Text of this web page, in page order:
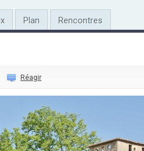
Plan Rencontres
Réagir